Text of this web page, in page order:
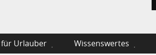
Urlauber Wissenswertes